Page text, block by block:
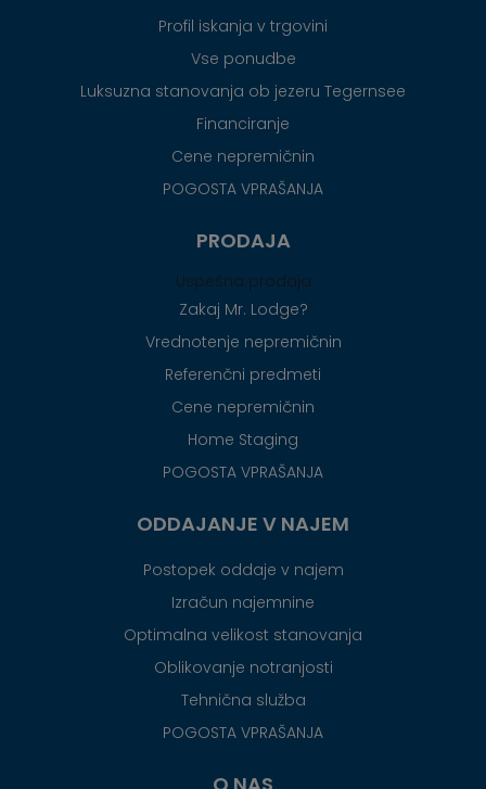
Profil iskanja v trgovini
Vse ponudbe
Luksuzna stanovanja ob jezeru Tegernsee
Financiranje
Cene nepremičnin
POGOSTA VPRAŠANJA
PRODAJA
Uspešna prodaja
Zakaj Mr. Lodge?
Vrednotenje nepremičnin
Referenčni predmeti
Cene nepremičnin
Home Staging
POGOSTA VPRAŠANJA
ODDAJANJE V NAJEM
Postopek oddaje v najem
Izračun najemnine
Optimalna velikost stanovanja
Oblikovanje notranjosti
Tehnična služba
POGOSTA VPRAŠANJA